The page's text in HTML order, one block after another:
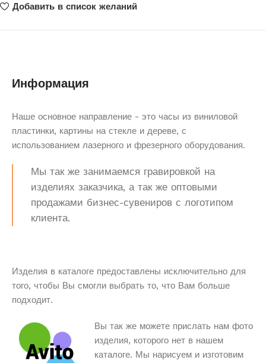
Добавить в список желаний
Информация
Наше основное направление - это часы из виниловой
пластинки, картины на стекле и дереве, с
использованием лазерного и фрезерного оборудования.
Мы так же занимаемся гравировкой на
изделиях заказчика, а так же оптовыми
продажами бизнес-сувениров с логотипом
клиента.
Изделия в каталоге предоставлены исключительно для
того, чтобы Вы смогли выбрать то, что Вам больше
подходит.
Вы так же можете прислать нам фото
изделия, которого нет в нашем
каталоге. Мы нарисуем и изготовим